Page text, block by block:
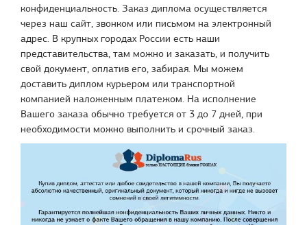
конфиденциальность. Заказ диплома осуществляется
через наш сайт, звонком или письмом на электронный
адрес. В крупных городах России есть наши
представительства, там можно и заказать, и получить
свой документ, оплатив его, забирая. Мы можем
доставить диплом курьером или транспортной
компанией наложенным платежом. На исполнение
Вашего заказа обычно требуется от 3 до 7 дней, при
необходимости можно выполнить и срочный заказ.